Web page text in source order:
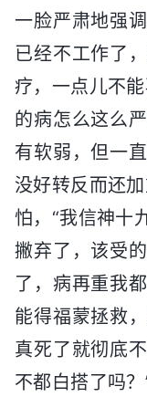
一脸严肃地强
已经不工作了
疗，一点儿不
的病怎么这么
有软弱，但一
没好转反而还
怕，“我信神十
撇弃了，该受
了，病再重我
能得福蒙拯救
真死了就彻底
不都白搭了吗